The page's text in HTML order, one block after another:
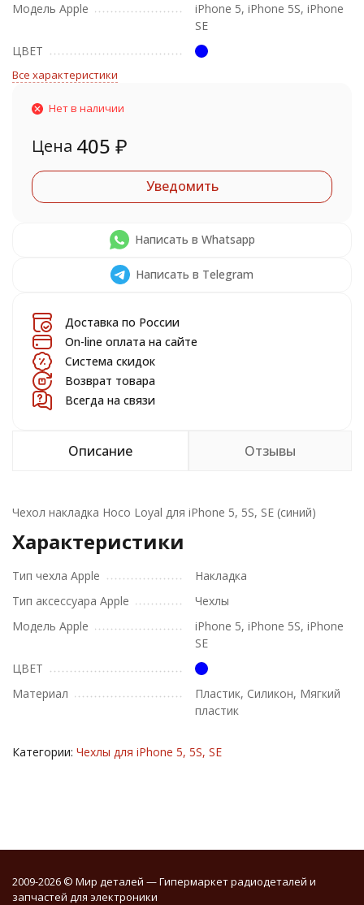
Модель Apple
iPhone 5, iPhone 5S, iPhone
SE
ЦВЕТ
Все характеристики
Нет в наличии
Цена 405 ₽
Уведомить
Написать в Whatsapp
Написать в Telegram
Доставка по России
On-line оплата на сайте
Система скидок
Возврат товара
Всегда на связи
Описание Отзывы
Чехол накладка Hoco Loyal для iPhone 5, 5S, SE (синий)
Характеристики
Тип чехла Apple
Накладка
Тип аксессуара Apple
Чехлы
Модель Apple
iPhone 5, iPhone 5S, iPhone
SE
ЦВЕТ
Материал
Пластик, Силикон, Мягкий
пластик
Категории: Чехлы для iPhone 5, 5S, SE
2009-2026 © Мир деталей — Гипермаркет радиодеталей и
запчастей для электроники